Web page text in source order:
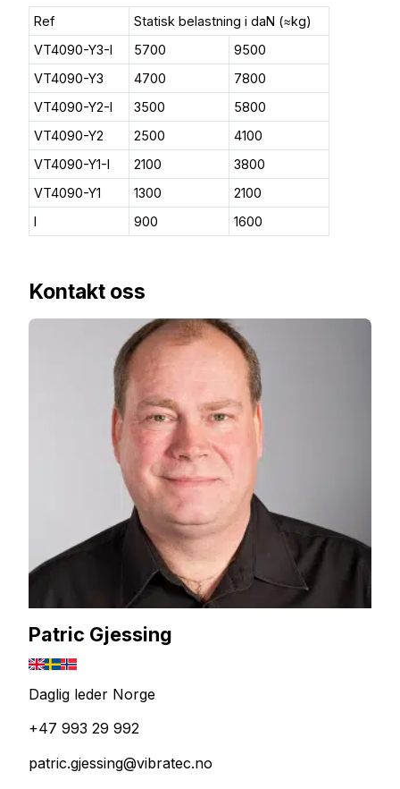
Ref
Statisk belastning i daN (≈kg)
VT4090-Y3-I
5700
9500
VT4090-Y3
4700
7800
VT4090-Y2-I
3500
5800
VT4090-Y2
2500
4100
VT4090-Y1-I
2100
3800
VT4090-Y1
1300
2100
I
900 1600
Kontakt oss
Patric Gjessing
Daglig leder Norge
+47 993 29 992
patric.gjessing@vibratec.no